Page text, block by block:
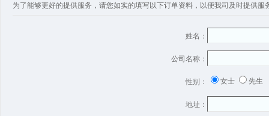
为了能够更好的提供服务，请您如实的填写以下订单资料，以便我司及时提供服
姓名：
公司名称：
性别： 女士 先生
地址：